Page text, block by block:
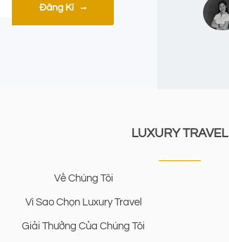
Đăng Kí
LUXURY TRAVEL
Về Chúng Tôi
Vì Sao Chọn Luxury Travel
Giải Thưởng Của Chúng Tôi